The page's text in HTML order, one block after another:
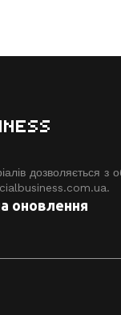
дозволяється з
оновлення